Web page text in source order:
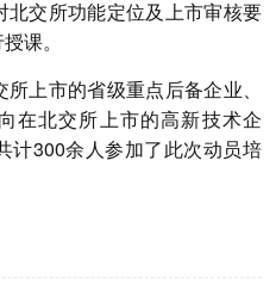
交所功能定位及上市审核要
课。
上市的省级重点后备企业、
在北交所上市的高新技术企
计300余人参加了此次动员培